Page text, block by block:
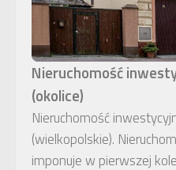
Nieruchomość
(okolice)
Nieruchomość
(wielkopolskie).
imponuje w pierwszej